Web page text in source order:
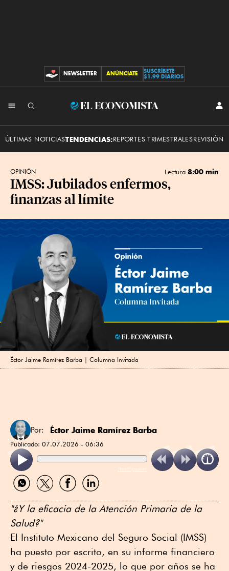
CONTRIBUCIONES
NEWSLETTER ANÚNCIATE
SUSCRÍBETE
$1.99 DIARIOS
El
ÚLTIMAS NOTICIASTENDENCIAS:REPORTES TRIMESTRALESREVISIÓN
OPINIÓN Lectura 8:00 min
IMSS: Jubilados enfermos,
finanzas al límite
Éctor Jaime Ramírez Barba | Columna Invitada
Por: Éctor Jaime Ramírez Barba
Publicado: 07.07.2026 - 06:36
ReadSpeaker
Compartir
por
Compartir
por
Compartir
por
Compartir
por
"¿Y la eficacia de la Atención Primaria de la
Salud?"
El Instituto Mexicano del Seguro Social (IMSS)
ha puesto por escrito, en su informe financiero
y de riesgos 2024-2025, lo que por años se ha